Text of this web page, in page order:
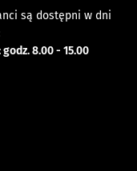
są dostępni w dni
godz. 8.00 - 15.00